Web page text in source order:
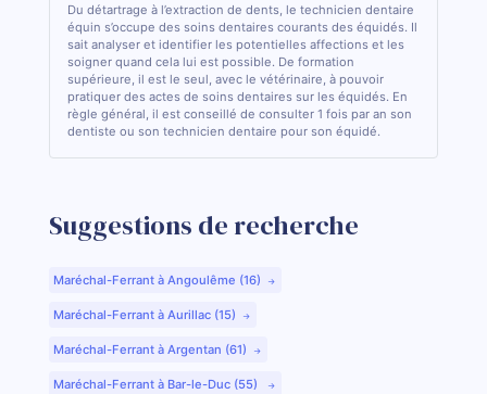
Du détartrage à l’extraction de dents, le technicien dentaire
équin s’occupe des soins dentaires courants des équidés. Il
sait analyser et identifier les potentielles affections et les
soigner quand cela lui est possible. De formation
supérieure, il est le seul, avec le vétérinaire, à pouvoir
pratiquer des actes de soins dentaires sur les équidés. En
règle général, il est conseillé de consulter 1 fois par an son
dentiste ou son technicien dentaire pour son équidé.
Suggestions de recherche
Maréchal-Ferrant à Angoulême (16)
Maréchal-Ferrant à Aurillac (15)
Maréchal-Ferrant à Argentan (61)
Maréchal-Ferrant à Bar-le-Duc (55)